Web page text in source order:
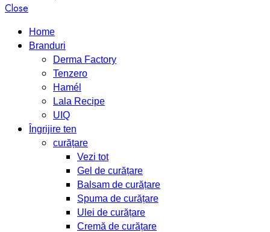
Close
Home
Branduri
Derma Factory
Tenzero
Hamél
Lala Recipe
UIQ
Îngrijire ten
curățare
Vezi tot
Gel de curățare
Balsam de curățare
Spuma de curățare
Ulei de curățare
Cremă de curățare